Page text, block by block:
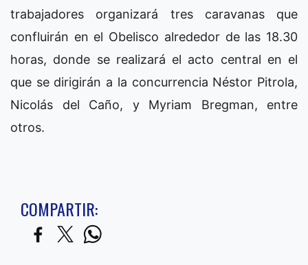
trabajadores organizará tres caravanas que
confluirán en el Obelisco alrededor de las 18.30
horas, donde se realizará el acto central en el
que se dirigirán a la concurrencia Néstor Pitrola,
Nicolás del Caño, y Myriam Bregman, entre
otros.
COMPARTIR: